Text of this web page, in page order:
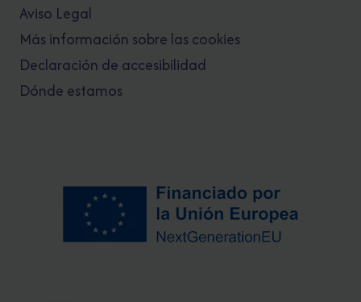
Aviso Legal
Más información sobre las cookies
Declaración de accesibilidad
Dónde estamos